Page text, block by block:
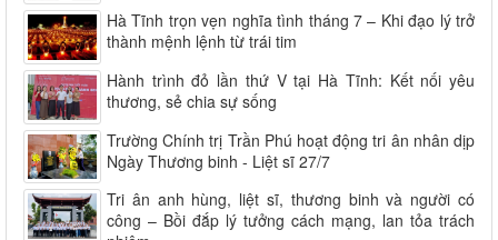
Hà Tĩnh trọn vẹn nghĩa tình tháng 7 – Khi đạo lý trở
thành mệnh lệnh từ trái tim
Hành trình đỏ lần thứ V tại Hà Tĩnh: Kết nối yêu
thương, sẻ chia sự sống
Trường Chính trị Trần Phú hoạt động tri ân nhân dịp
Ngày Thương binh - Liệt sĩ 27/7
Tri ân anh hùng, liệt sĩ, thương binh và người có
công – Bồi đắp lý tưởng cách mạng, lan tỏa trách